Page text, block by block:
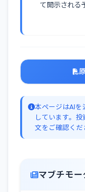
て開示される
本ページはAIを
しています。
文をご確認くだ
マブチモ